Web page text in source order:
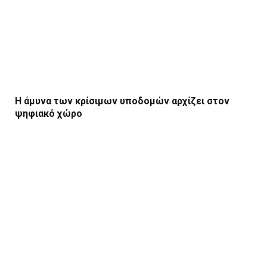
Η άμυνα των κρίσιμων υποδομών αρχίζει στον
ψηφιακό χώρο